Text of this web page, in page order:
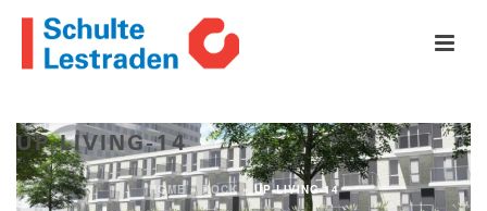
UP-LIVING-14
HOME» ROCK»UP-LIVING-14